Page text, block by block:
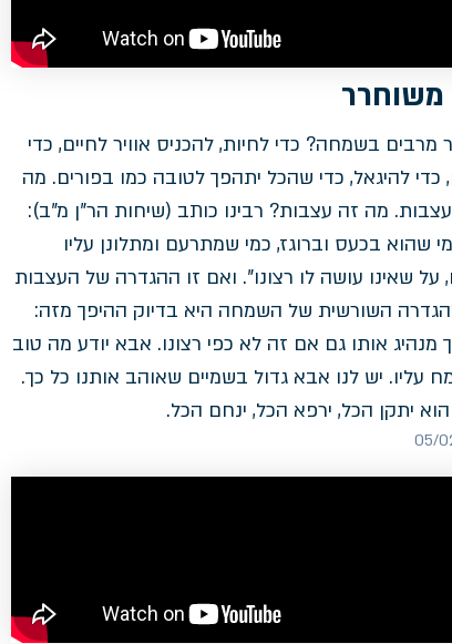
בשמחה? כדי לחיות, להכניס אוויר לחיים, כדי
להיגאל, כדי שהכל יתהפך לטובה כמו בפורים. מה
מה זה עצבות? רבינו כותב (שיחות הר"ן מ"ב):
שהוא בכעס וברוגז, כמי שמתרעם ומתלונן עליו
על שאינו עושה לו רצונו". ואם זו ההגדרה של העצבות
השורשית של השמחה היא בדיוק ההיפך מזה:
אותו גם אם זה לא כפי רצונו. אבא יודע מה טוב
עליו. יש לנו אבא גדול בשמיים שאוהב אותנו כל כך.
יתקן הכל, ירפא הכל, ינחם הכל.